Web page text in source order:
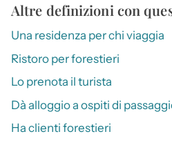
Altre definizioni con
Una residenza per chi viaggia
Ristoro per forestieri
Lo prenota il turista
Dà alloggio a ospiti di
Ha clienti forestieri